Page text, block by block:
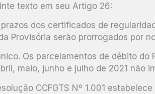
texto em seu Artigo 26:
prazos dos certificados de
Provisória serão prorrogados por
Os parcelamentos de débito
maio, junho e julho de 2021 não
CCFGTS Nº 1.001